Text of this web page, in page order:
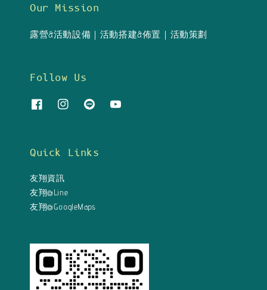
Our Mission
露營&活動設備｜活動搭建&佈置｜活動策劃
Follow Us
Quick Links
友翔資訊
友翔@Line
友翔@GoogleMaps